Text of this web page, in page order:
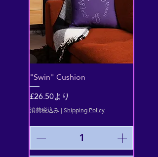
"Swin" Cushion
£26.50より
セール価格
消費税込み|Shipping Policy